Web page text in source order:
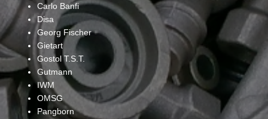
Carlo Banfi
Disa
Georg Fischer
Gietart
Gostol T.S.T.
Gutmann
IWM
OMSG
Pangborn